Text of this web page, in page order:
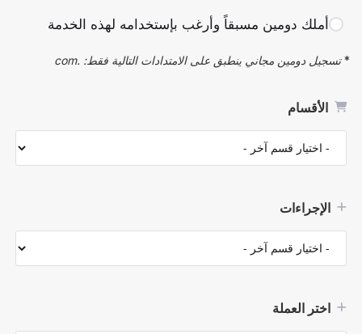
الأقسام
الإجراءات
اختر العملة
أملك دومين مسبقاً وأرغب بإستخدامه لهذه الخدمة
*تسجيل دومين مجاني ينطبق على الامتدادات التالية فقط: .com